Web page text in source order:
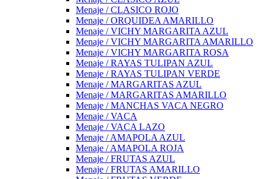
Menaje / CLASICO ROJO
Menaje / ORQUIDEA AMARILLO
Menaje / VICHY MARGARITA AZUL
Menaje / VICHY MARGARITA AMARILLO
Menaje / VICHY MARGARITA ROSA
Menaje / RAYAS TULIPAN AZUL
Menaje / RAYAS TULIPAN VERDE
Menaje / MARGARITAS AZUL
Menaje / MARGARITAS AMARILLO
Menaje / MANCHAS VACA NEGRO
Menaje / VACA
Menaje / VACA LAZO
Menaje / AMAPOLA AZUL
Menaje / AMAPOLA ROJA
Menaje / FRUTAS AZUL
Menaje / FRUTAS AMARILLO